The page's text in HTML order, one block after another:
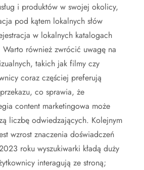
i produktów w swojej okolicy,
pod kątem lokalnych słów
w lokalnych katalogach
Warto również zwrócić uwagę na
takich jak filmy czy
coraz częściej preferują
co sprawia, że
content marketingowa może
liczbę odwiedzających. Kolejnym
wzrost znaczenia doświadczeń
roku wyszukiwarki kładą duży
interagują ze stroną;